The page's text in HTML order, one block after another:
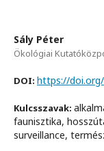
Sály Péter
Ökológiai
DOI: https://doi.org/
Kulcsszavak:
faunisztika,
surveillance,